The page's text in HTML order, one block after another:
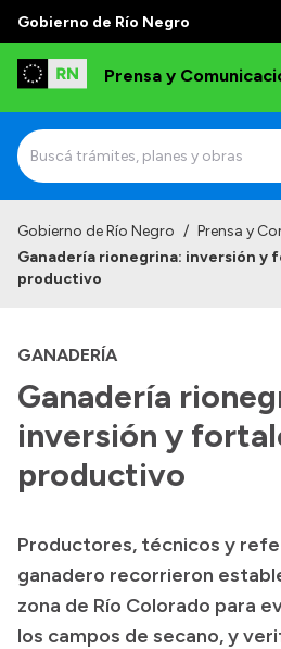
Gobierno de Río Negro
Prensa y
Institucional
Referentes de prensa
Archivo de noticias
Transparencia
Boletín Oficial
Compras y licitaciones
Consulta de expedientes
Gobierno de Río Negro / Prensa y
Ganadería rionegrina: inversión y
productivo
GANADERÍA
Ganadería
inversión y
productivo
Productores, técnicos y
ganadero recorrieron
zona de Río Colorado para
los campos de secano, y